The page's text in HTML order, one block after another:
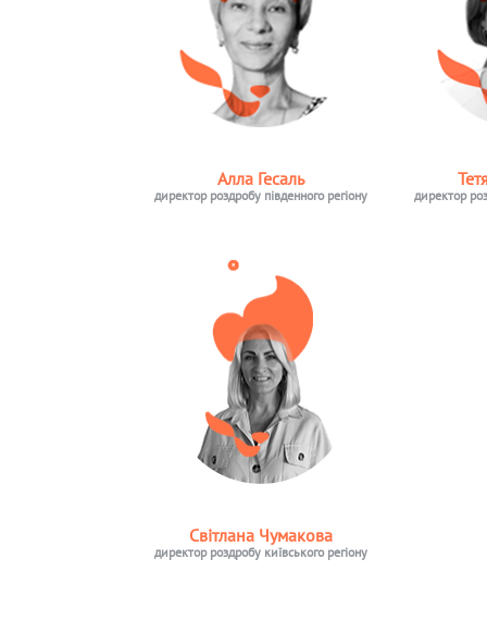
Алла Гесаль
директор роздробу південного регіону директор
Світлана Чумакова
директор роздробу київського регіону